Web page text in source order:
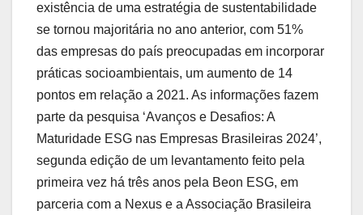
existência de uma estratégia de sustentabilidade
se tornou majoritária no ano anterior, com 51%
das empresas do país preocupadas em incorporar
práticas socioambientais, um aumento de 14
pontos em relação a 2021. As informações fazem
parte da pesquisa ‘Avanços e Desafios: A
Maturidade ESG nas Empresas Brasileiras 2024’,
segunda edição de um levantamento feito pela
primeira vez há três anos pela Beon ESG, em
parceria com a Nexus e a Associação Brasileira